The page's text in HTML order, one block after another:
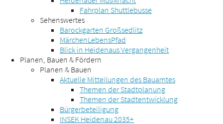
Fahrplan Shuttlebusse
Sehenswertes
Barockgarten Großsedlitz
MärchenLebensPfad
Blick in Heidenaus Vergangenheit
Planen, Bauen & Fördern
Planen & Bauen
Aktuelle Mitteilungen des Bauamtes
Themen der Stadtplanung
Themen der Stadtentwicklung
Bürgerbeteiligung
INSEK Heidenau 2035+